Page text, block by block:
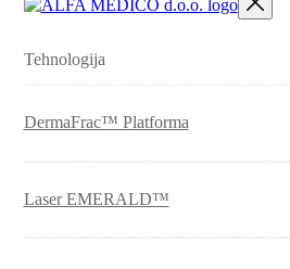
Tehnologija
DermaFrac™ Platforma
Laser EMERALD™